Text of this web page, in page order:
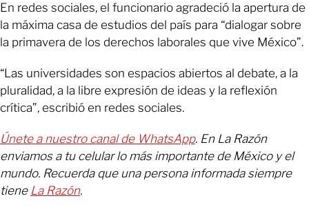
En redes sociales, el funcionario agradeció la apertura de
la máxima casa de estudios del país para “dialogar sobre
la primavera de los derechos laborales que vive México”.
“Las universidades son espacios abiertos al debate, a la
pluralidad, a la libre expresión de ideas y la reflexión
crítica”, escribió en redes sociales.
Únete a nuestro canal de WhatsApp. En La Razón
enviamos a tu celular lo más importante de México y el
mundo. Recuerda que una persona informada siempre
tiene La Razón.